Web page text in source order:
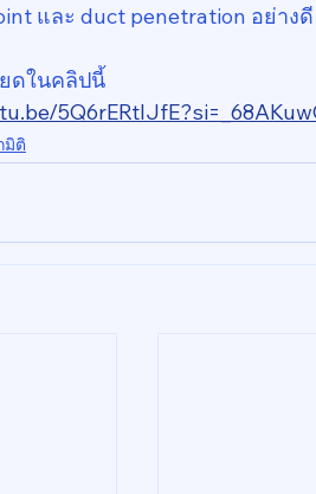
และ duct penetration อย่าง
ดในคลิปนี้
มิติ